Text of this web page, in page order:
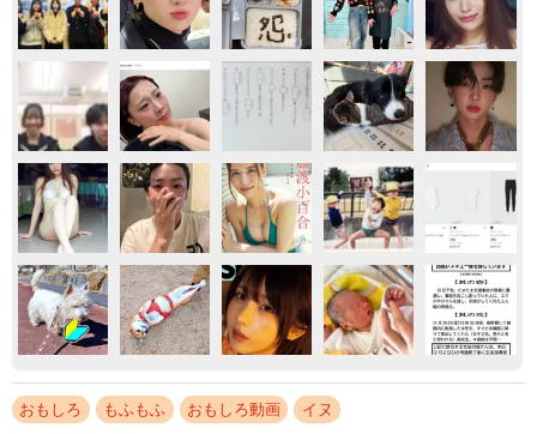
おもしろ もふもふ おもしろ動画 イヌ